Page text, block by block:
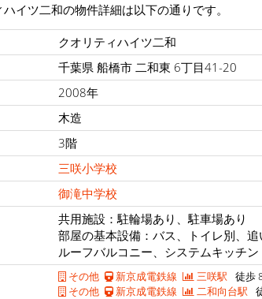
イツ二和の物件詳細は以下の通りです。
クオリティハイツ二和
千葉県 船橋市 二和東 6丁目41-20
2008年
木造
3階
三咲小学校
御滝中学校
共用施設：駐輪場あり、駐車場あり
部屋の基本設備：バス、トイレ別、追
ルーフバルコニー、システムキッチン
その他 新京成電鉄線 三咲駅 徒歩
その他
新京成電鉄線 二和向台駅